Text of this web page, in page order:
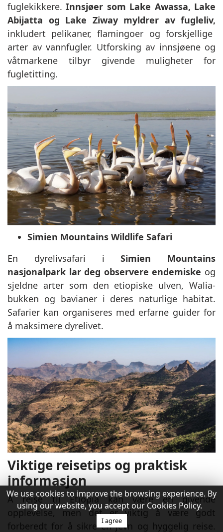
fuglekikkere.Innsjøer som Lake Awassa, Lake
Abijatta og Lake Ziway myldrer av fugleliv,
inkludert pelikaner, flamingoer og forskjellige
arter av vannfugler. Utforsking av innsjøene og
våtmarkene tilbyr givende muligheter for
fugletitting.
Simien Mountains Wildlife Safari
En dyrelivsafari iSimien Mountains
nasjonalpark lar deg observere endemiske og
sjeldne arter som den etiopiske ulven, Walia-
bukken og bavianer i deres naturlige habitat.
Safarier kan organiseres med erfarne guider for
å maksimere dyrelivet.
Viktige reisetips og praktisk
informasjon
Å reise til Etiopia kan være en givende
opplevelse, men det er viktig å være godt
forberedt for å sikre en jevn og hyggelig reise.
We use cookies to improve the browsing experience. By
using our website, you accept our Cookies Policy.
I agree